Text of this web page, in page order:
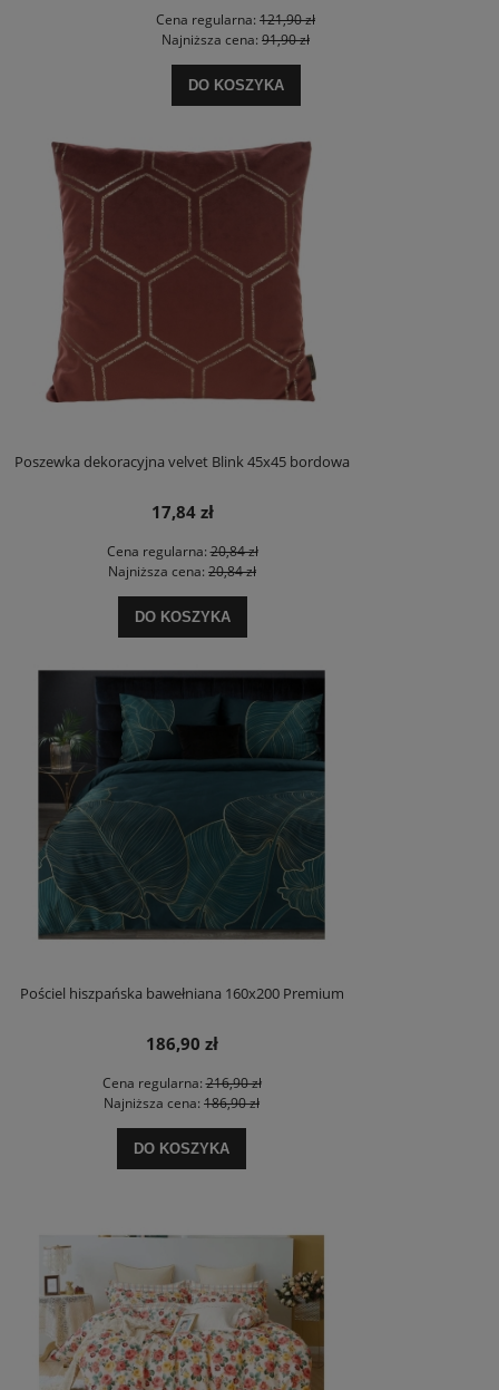
Cena regularna: 121,90 zł
Najniższa cena: 91,90 zł
DO KOSZYKA
Poszewka dekoracyjna velvet Blink 45x45 bordowa
17,84 zł
Cena regularna:20,84 zł
Najniższa cena: 20,84 zł
DO KOSZYKA
Pościel hiszpańska bawełniana 160x200 Premium
186,90 zł
Cena regularna:216,90 zł
Najniższa cena: 186,90 zł
DO KOSZYKA